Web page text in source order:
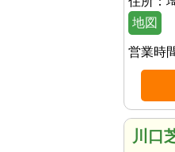
地図
営業時
川口